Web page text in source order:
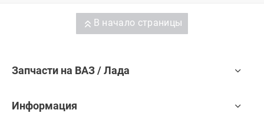
В начало страницы
Запчасти на ВАЗ / Лада
Информация